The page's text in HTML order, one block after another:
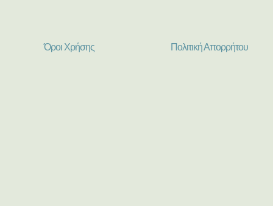
Όροι Χρήσης Πολιτική Απορρήτου